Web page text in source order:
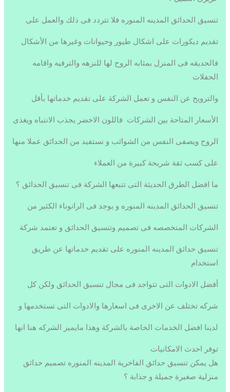
تنسيق الحدائق المدينه المنوره فلا تتردد فى ذلك والعمل على
تقديم ديكورات على اشكال طيور وحيوانات وغيرها من الأشكال
فالحديقه فى المنزل بمثابه الروح لها للنزهه والترفيه واقامه
الحفلات
والترويح عن النفس و تعمل الشركة على تقديم خدماتها بأقل
الأسعار المتاحة بين الشركات فاللون الاخضر يجذب الانتباه ويغذى
الروح ويصفى النفس من الشوائب و نستفيد من الحدائق عملا منها
على كسب ثقة شريحة كبيرة من العملاء
ما افضل الطرق الحديثة التى تتبعها الشركة فى تنسيق الحدائق ؟
تنسيق الحدائق المدينه المنوره و يوجد فى الرانوناء الكثير من
الشركات المتخصصه فى تصميم وتنسيق الحدائق و تعتمد شركة
تنسيق حدائق المدينه المنوره على تقديم خدماتها عن طريق
استخدام
أفضل الادوات التى تتواجد فى مجال تنسيق الحدائق ولكن كل
شركه تختلف عن الاخرى فى اسعارها والادوات التى تستخدمها و
لدينا افضل الخدمات الخاصة بالشركة وهذا مايميز الشركه هنا انها
توفر احدث الامكانيات
هل يمكن تنسيق حدائق الفاخرية المدينه المنوره تصميم حدائق
منزلية صغيرة جميلة و جذابة ؟